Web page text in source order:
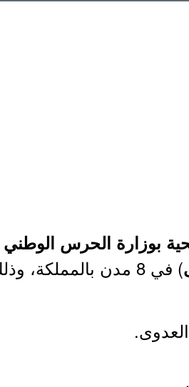
بوزارة الحرس الوطني
) في 8 مدن بالمملكة، وذلك وفقاً للتفاصيل وطريقة التقديم الموضحة أدناه.